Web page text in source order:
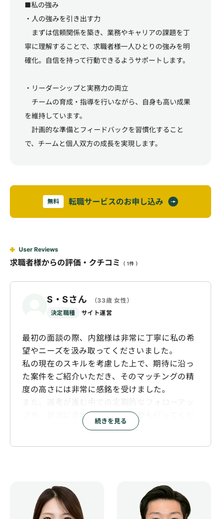
■私の強み
・人の強みを引き出す力
まずは信頼関係を築き、業務やキャリアの課題を丁
寧に理解することで、求職者様一人ひとりの強みを明
確化。自信を持って行動できるようサポートします。
・リーダーシップと実務力の両立
チームの育成・指導を行いながら、自身も高い成果
を維持しています。
計画的な準備とフィードバックを習慣化すること
で、チームと個人双方の成長を実現します。
無料 転職サービスのお申し込み
User Reviews
求職者様からの評価・クチコミ （ 1件 ）
S・Sさん
（33歳 女性）
決定職種
サイト運営
最初の面談の際、内舘様は非常に丁寧に私の希
望やニーズを汲み取ってくださいました。
私の現在のスキルを考慮した上で、期待に沿っ
た案件をご紹介いただき、そのマッチングの精
度の高さには非常に感銘を受けました。
プや、状況に合わせた柔軟な調整も行ってくだ
さり、最後まで安心して活動を続けることがで
スムーズに行える点は、利用者として非常に便
利だと感じました。
続きを見る